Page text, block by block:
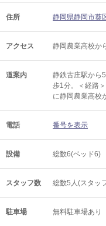
住所 静岡県静岡市
アクセス 静岡農業高校か
道案内
静鉄古庄駅から
歩1分。＜経路
に静岡農業高校
電話 番号を表示
設備 総数6(ベッド6)
スタッフ数 総数5人(スタッ
駐車場 無料駐車場あり